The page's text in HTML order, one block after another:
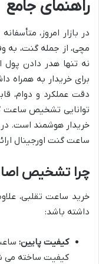
راهنمای جامع
در بازار امروز،
مچی، از جمله گنت، به
نه تنها هدر دادن پول
برای خریدار به همراه
دقت عملکرد و دوام،
توانایی تشخیص ساعت
خریدار هوشمند است. در
ساعت گنت اورجینال
چرا تشخیص
خرید ساعت تقلبی،
داشته باشد:
کیفیت پایین:
کیفیت ساخته می